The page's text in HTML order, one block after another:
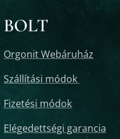
BOLT
Orgonit Webáruház
Szállítási módok
Fizetési módok
Elégedettségi garancia